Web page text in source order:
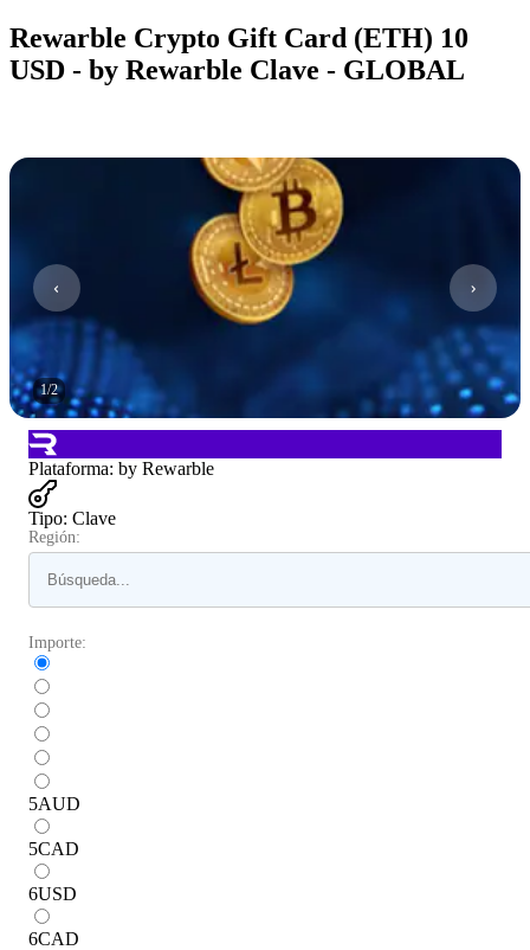
Rewarble Crypto Gift Card (ETH) 10
USD - by Rewarble Clave - GLOBAL
1/2
Plataforma: by Rewarble
Tipo: Clave
Región:
Importe:
5AUD
5CAD
6USD
6CAD